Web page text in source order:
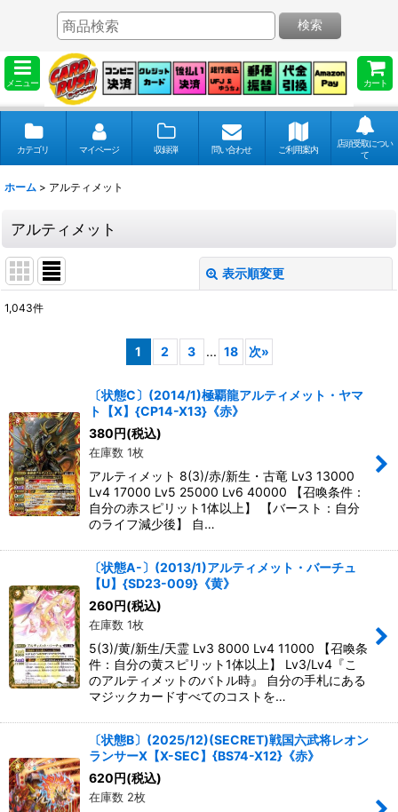
メニュー カート
検索
カテゴリ マイページ 収録弾 問い合わせ ご利用案内
店頭受取につい
て
ホーム > アルティメット
アルティメット
表示順変更
絞り込む
1,043件
1 2 3 ... 18 次»
〔状態C〕(2014/1)極覇龍アルティメット・ヤマ
ト【X】{CP14-X13}《赤》
380 円(税込)
在庫数 1枚
アルティメット 8(3)/赤/新生・古竜 Lv3 13000
Lv4 17000 Lv5 25000 Lv6 40000 【召喚条件：
自分の赤スピリット1体以上】 【バースト：自分
のライフ減少後】 自…
〔状態A-〕(2013/1)アルティメット・バーチュ
【U】{SD23-009}《黄》
260 円(税込)
在庫数 1枚
5(3)/黄/新生/天霊 Lv3 8000 Lv4 11000 【召喚条
件：自分の黄スピリット1体以上】 Lv3/Lv4『こ
のアルティメットのバトル時』 自分の手札にある
マジックカードすべてのコストを…
〔状態B〕(2025/12)(SECRET)戦国六武将レオン
ランサーX【X-SEC】{BS74-X12}《赤》
620 円(税込)
在庫数 2枚